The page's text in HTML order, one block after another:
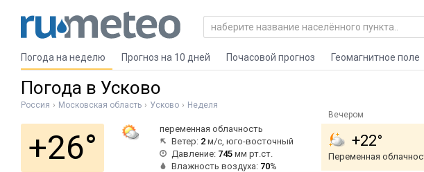
Погода на неделю Прогноз на 10 дней Почасовой прогноз Геомагнитное поле
Погода в Усково
Россия Московская область Усково Неделя
+26°
переменная облачность
Ветер: 2 м/с, юго-восточный
Давление: 745 мм рт.ст.
Влажность воздуха: 70%
Вечером
+22°
Переменная